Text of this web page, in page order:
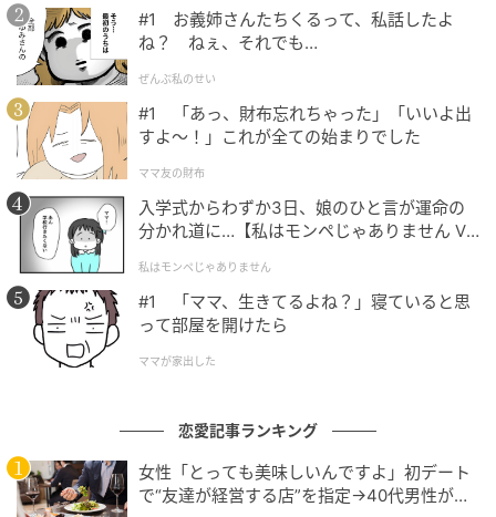
ワッグルONLINE
●こにし・たかのり／1992年生まれ、東京都出身。
175㎝、81㎏。研修生を経て20歳でプロテスト合格
し、翌13年には「日本プロゴルフ新人選手権」を制
#1 お義姉さんたちくるって、私話したよ
ね？ ねぇ、それでも…
ぜんぶ私のせい
#1 「あっ、財布忘れちゃった」「いいよ出
すよ〜！」これが全ての始まりでした
ママ友の財布
入学式からわずか3日、娘のひと言が運命の
分かれ道に…【私はモンペじゃありません Vo
私はモンペじゃありません
#1 「ママ、生きてるよね？」寝ていると思
って部屋を開けたら
ママが家出した
恋愛記事ランキング
女性「とっても美味しいんですよ」初デート
で“友達が経営する店”を指定→40代男性が向